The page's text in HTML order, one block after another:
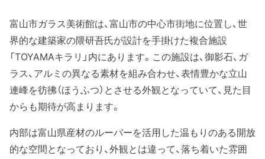
富山市ガラス美術館は、富山市の中心市街地に位置し、世
界的な建築家の隈研吾氏が設計を手掛けた複合施設
「TOYAMAキラリ」内にあります。この施設は、御影石、ガ
ラス、アルミの異なる素材を組み合わせ、表情豊かな立山
連峰を彷彿（ほうふつ）とさせる外観となっていて、見た目
からも期待が高まります。
内部は富山県産材のルーバーを活用した温もりのある開放
的な空間となっており、外観とは違って、落ち着いた雰囲